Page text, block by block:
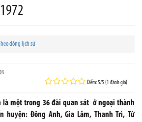
dòng lịch sử
Điểm: 5/5 (1 đánh giá)
là một trong 36 đài quan sát ở ngoại thành
huyện: Đông Anh, Gia Lâm, Thanh Trì, Từ